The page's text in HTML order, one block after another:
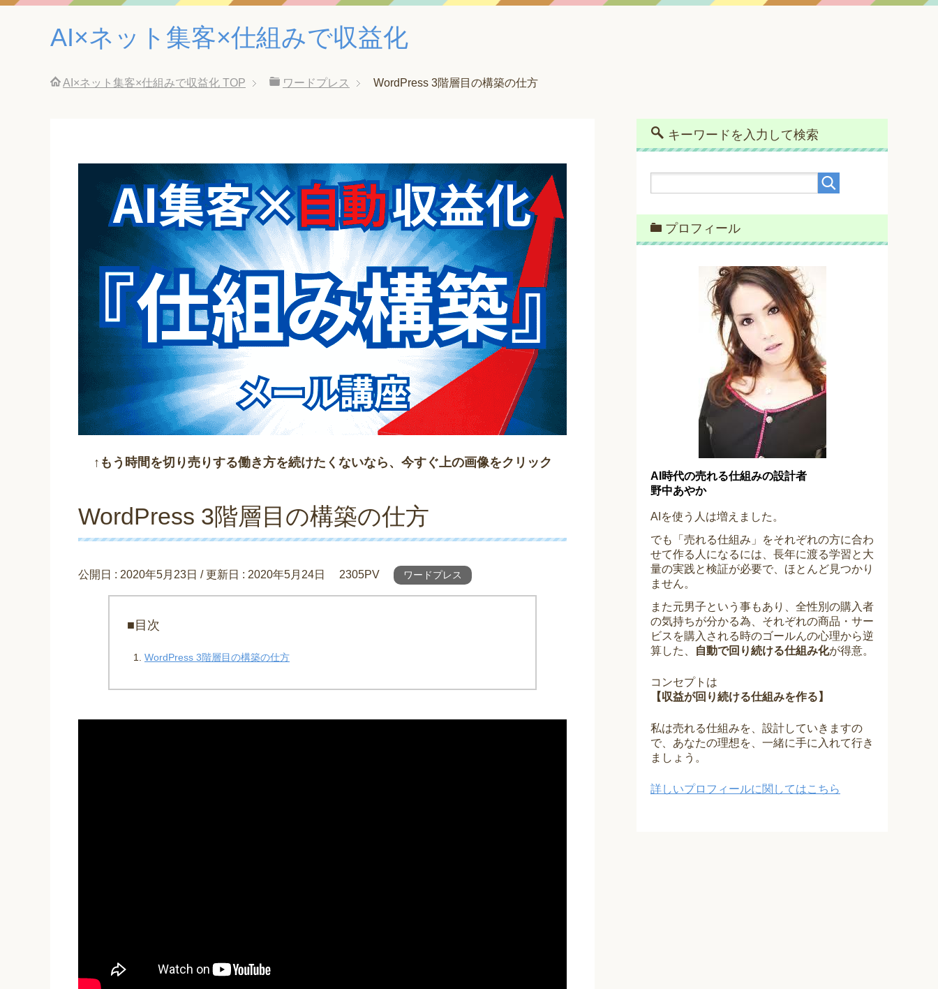
AI×ネット集客×仕組みで収益化
AI×ネット集客×仕組みで収益化 TOP ワードプレス WordPress 3階層目の構築の仕方
↑もう時間を切り売りする働き方を続けたくないなら、今すぐ上の画像をクリック
WordPress 3階層目の構築の仕方
公開日 : 2020年5月23日 / 更新日 : 2020年5月24日 2305PV ワードプレス
■目次
WordPress 3階層目の構築の仕方
キーワードを入力して検索
プロフィール
AI時代の売れる仕組みの設計者
野中あやか
AIを使う人は増えました。
でも「売れる仕組み」をそれぞれの方に合わ
せて作る人になるには、長年に渡る学習と大
量の実践と検証が必要で、ほとんど見つかり
ません。
また元男子という事もあり、全性別の購入者
の気持ちが分かる為、それぞれの商品・サー
ビスを購入される時のゴールんの心理から逆
算した、
自動で回り続ける仕組み化が得意。
コンセプトは
【収益が回り続ける仕組みを作る】
私は売れる仕組みを、設計していきますの
で、あなたの理想を、一緒に手に入れて行き
ましょう。
詳しいプロフィールに関してはこちら